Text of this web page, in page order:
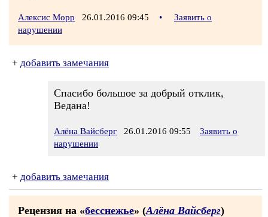
Алексис Морр 26.01.2016 09:45 •
Заявить о
нарушении
+ добавить замечания
Спасибо большое за добрый отклик,
Ведана!
Алёна Вайсберг 26.01.2016 09:55
Заявить о
нарушении
+ добавить замечания
Рецензия на «бесснежье» (Алёна Вайсберг)